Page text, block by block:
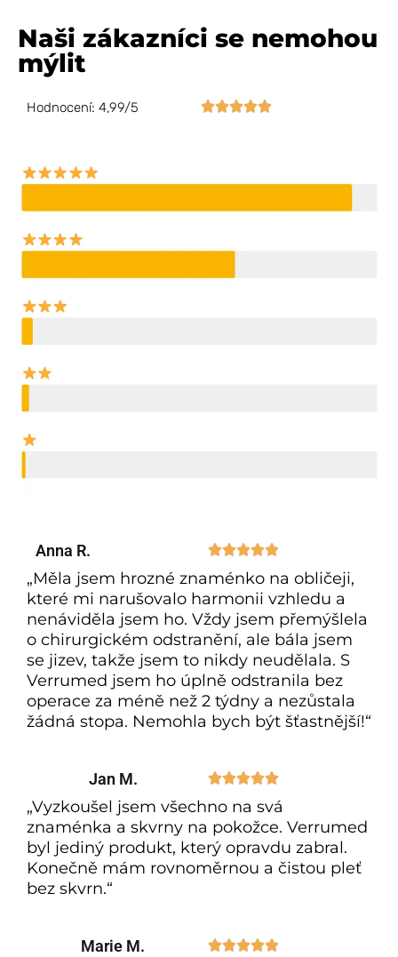
Naši zákazníci se nemohou
mýlit
Hodnocení: 4,99/5 
Anna R. 
„Měla jsem hrozné znaménko na obličeji,
které mi narušovalo harmonii vzhledu a
nenáviděla jsem ho. Vždy jsem přemýšlela
o chirurgickém odstranění, ale bála jsem
se jizev, takže jsem to nikdy neudělala. S
Verrumed jsem ho úplně odstranila bez
operace za méně než 2 týdny a nezůstala
žádná stopa. Nemohla bych být šťastnější!“
Jan M. 
„Vyzkoušel jsem všechno na svá
znaménka a skvrny na pokožce. Verrumed
byl jediný produkt, který opravdu zabral.
Konečně mám rovnoměrnou a čistou pleť
bez skvrn.“
Marie M. 